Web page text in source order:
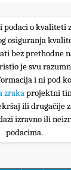
podaci o kvaliteti
osiguranja
bez prethodne
je svu
i ni pod
zrakaprojektni
ili drugačije
izravno ili
podacima.